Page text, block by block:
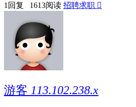
1回复 1613阅读 招聘求职 
游客 113.102.238.x